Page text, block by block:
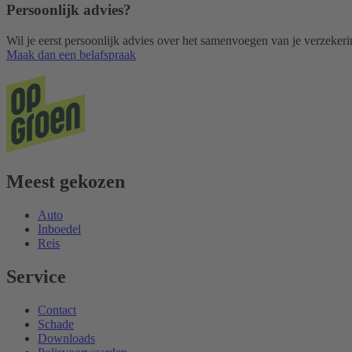
Persoonlijk advies?
Wil je eerst persoonlijk advies over het samenvoegen van je
Maak dan een belafspraak
Meest gekozen
Auto
Inboedel
Reis
Service
Contact
Schade
Downloads